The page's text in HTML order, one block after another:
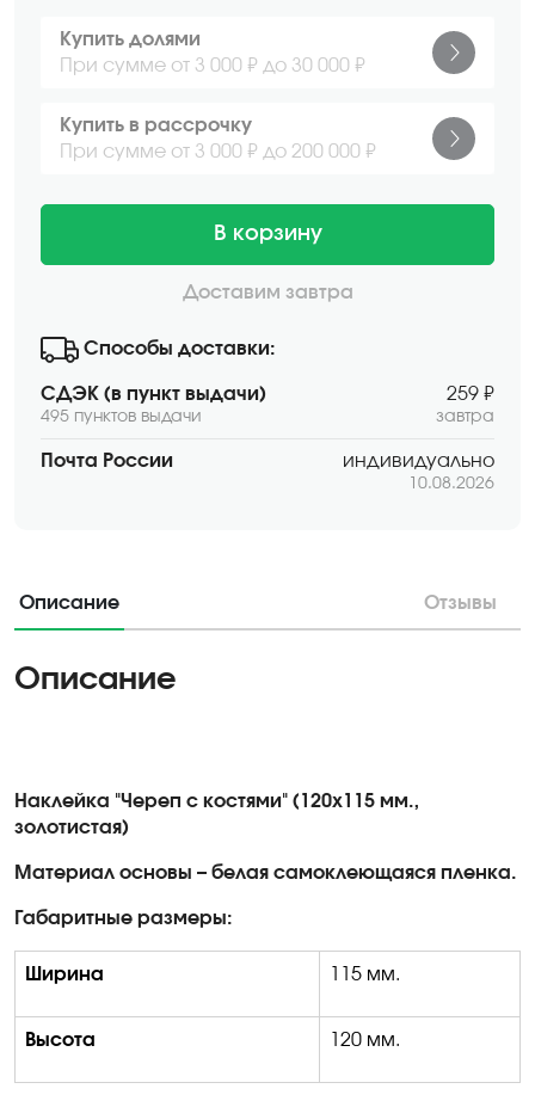
Купить долями
При сумме от 3 000 ₽ до 30 000 ₽
Купить в рассрочку
При сумме от 3 000 ₽ до 200 000 ₽
В корзину
Доставим завтра
Способы доставки:
СДЭК (в пункт выдачи)
495 пунктов выдачи
259 ₽
завтра
Почта России индивидуально
10.08.2026
Описание Отзывы
Описание
Наклейка "Череп с костями" (120х115 мм.,
золотистая)
Материал основы – белая самоклеющаяся пленка.
Габаритные размеры:
Ширина 115 мм.
Высота 120 мм.